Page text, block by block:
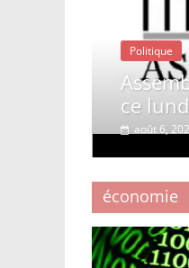
de loi à l’ordre du
économie